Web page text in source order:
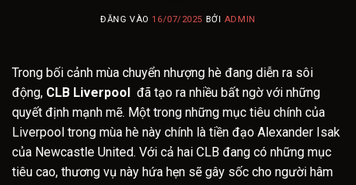
ĐĂNG VÀO 16/07/2025 BỞI ADMIN
Trong bối cảnh mùa chuyển nhượng hè đang diễn ra sôi
động, CLB Liverpool đã tạo ra nhiều bất ngờ với những
quyết định mạnh mẽ. Một trong những mục tiêu chính của
Liverpool trong mùa hè này chính là tiền đạo Alexander Isak
của Newcastle United. Với cả hai CLB đang có những mục
tiêu cao, thương vụ này hứa hẹn sẽ gây sốc cho người hâm